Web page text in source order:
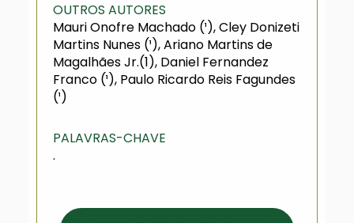
OUTROS AUTORES
Mauri Onofre Machado (¹), Cley Donizeti
Martins Nunes (¹), Ariano Martins de
Magalhães Jr.(1), Daniel Fernandez
Franco (¹), Paulo Ricardo Reis Fagundes
(¹)
PALAVRAS-CHAVE
.